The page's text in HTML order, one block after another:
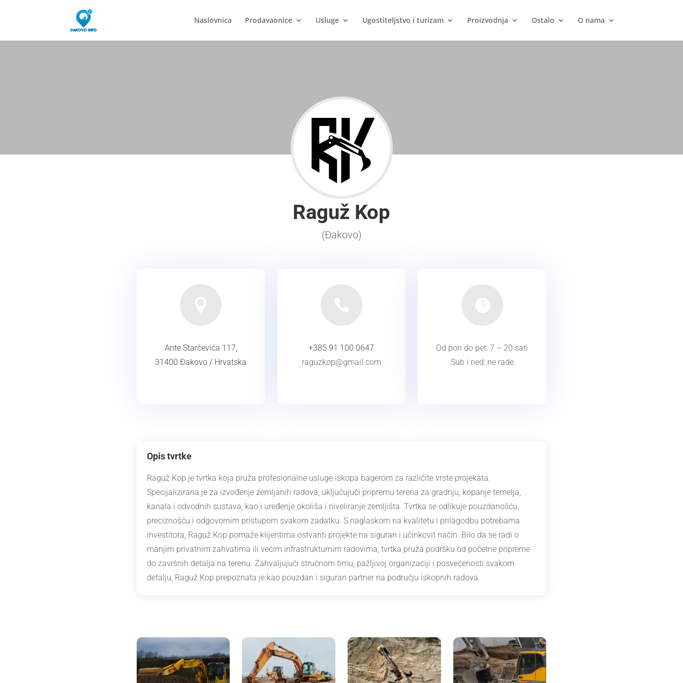
Naslovnica Prodavaonice Usluge Ugostiteljstvo i turizam Proizvodnja Ostalo O nama
Raguž Kop
(Đakovo)
Ante Starčevića 117,
31400 Đakovo / Hrvatska
+385 91 100 0647
raguzkop@gmail.com
Od pon do pet: 7 – 20 sati
Sub i ned: ne rade
Opis tvrtke
Raguž Kop je tvrtka koja pruža profesionalne usluge iskopa bagerom za različite vrste projekata.
Specijalizirana je za izvođenje zemljanih radova, uključujući pripremu terena za gradnju, kopanje temelja,
kanala i odvodnih sustava, kao i uređenje okoliša i niveliranje zemljišta. Tvrtka se odlikuje pouzdanošću,
preciznošću i odgovornim pristupom svakom zadatku. S naglaskom na kvalitetu i prilagodbu potrebama
investitora, Raguž Kop pomaže klijentima ostvariti projekte na siguran i učinkovit način. Bilo da se radi o
manjim privatnim zahvatima ili većim infrastrukturnim radovima, tvrtka pruža podršku od početne pripreme
do završnih detalja na terenu. Zahvaljujući stručnom timu, pažljivoj organizaciji i posvećenosti svakom
detalju, Raguž Kop prepoznata je kao pouzdan i siguran partner na području iskopnih radova.